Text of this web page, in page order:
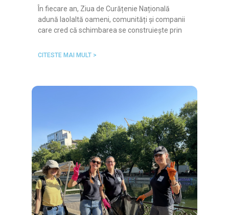
În fiecare an, Ziua de Curățenie Națională
adună laolaltă oameni, comunități și companii
care cred că schimbarea se construiește prin
CITESTE MAI MULT >